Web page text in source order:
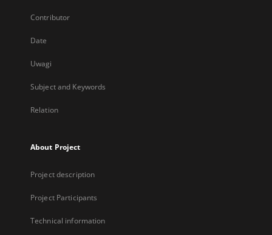
Contributor
Date
Uwagi
Subject and Keywords
Relation
About Project
Project description
Project Participants
Technical information